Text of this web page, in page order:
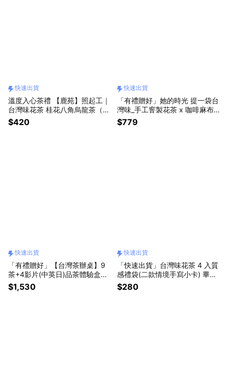
快速出貨
溫度入心茶禮 【鹿苑】照起工｜
台灣味花茶 桂花八角烏龍茶（茶
包）「快速出貨」
$420
快速出貨
「有禮贈好」她的時光 提一袋台
灣味_手工窨製花茶 x 咖啡麻布
$779
快速出貨
「有禮贈好」【台灣茶辦桌】9
茶+4影片(中英日)品茶體驗盒~
好喝好玩的習茶禮盒 「快速出
貨」
$1,530
快速出貨
「快速出貨」台灣味花茶 4 入質
感禮袋(二款情境手寫小卡) 畢業
禮物 交換禮物
$280